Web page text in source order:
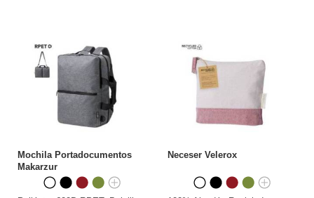
Mochila Portadocumentos
Makarzur
Neceser Velerox